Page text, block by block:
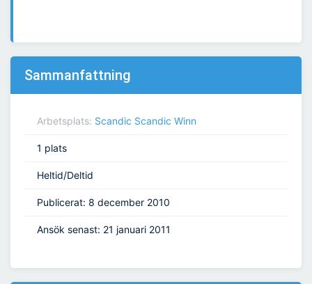
Sammanfattning
Arbetsplats: Scandic Scandic Winn
1 plats
Heltid/Deltid
Publicerat: 8 december 2010
Ansök senast: 21 januari 2011